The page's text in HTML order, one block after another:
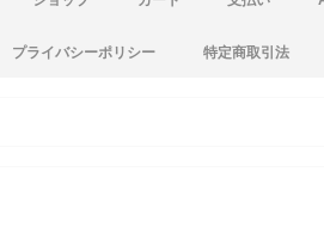
プライバシーポリシー 特定商取引法